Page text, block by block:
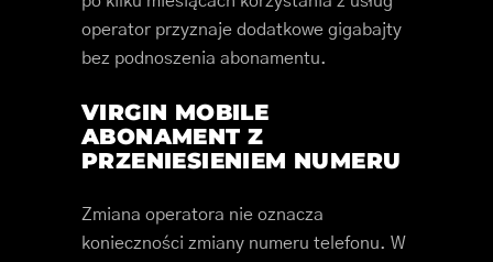
operator przyznaje dodatkowe gigabajty
bez podnoszenia abonamentu.
VIRGIN MOBILE
ABONAMENT Z
PRZENIESIENIEM NUMERU
Zmiana operatora nie oznacza
konieczności zmiany numeru telefonu. W